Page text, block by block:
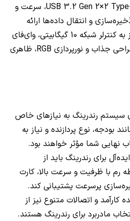
حالت RAID و درگاه‌های USB 3.2 Gen 2×2 Type-C، سرعت و
و انتقال داده‌ها ارائه
می‌دهند. این مادربرد مجهز به کنترلر شبکه 10 گیگابیتی، وای‌فای
6 و بلوتوث 5.1 است و با طراحی جذاب و نورپردازی RGB، ظاهری
سیستم رندرینگ به نیازهای خاص
بودجه، نوع پردازنده و نیاز به
نهایی شما مؤثر خواهند بود.
برای رندرینگ باید از
رم با ظرفیت و سرعت بالا، کارت
پرسرعت پشتیبانی کند.
و اتصالات متنوع نیز از
مادربرد برای رندرینگ هستند.